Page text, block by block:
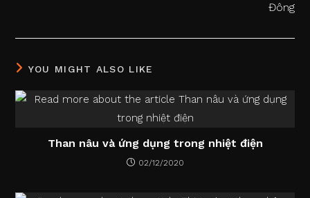
Đông
YOU MIGHT ALSO LIKE
Than nâu và ứng dụng trong nhiệt điện
02/12/2020